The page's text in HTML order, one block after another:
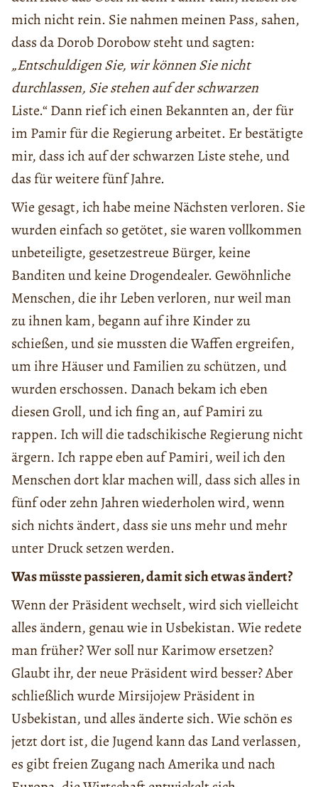
mich nicht rein. Sie nahmen meinen Pass, sahen,
dass da Dorob Dorobow steht und sagten:
„Entschuldigen Sie, wir können Sie nicht
durchlassen, Sie stehen auf der schwarzen
Liste.“ Dann rief ich einen Bekannten an, der für
im Pamir für die Regierung arbeitet. Er bestätigte
mir, dass ich auf der schwarzen Liste stehe, und
das für weitere fünf Jahre.
Wie gesagt, ich habe meine Nächsten verloren. Sie
wurden einfach so getötet, sie waren vollkommen
unbeteiligte, gesetzestreue Bürger, keine
Banditen und keine Drogendealer. Gewöhnliche
Menschen, die ihr Leben verloren, nur weil man
zu ihnen kam, begann auf ihre Kinder zu
schießen, und sie mussten die Waffen ergreifen,
um ihre Häuser und Familien zu schützen, und
wurden erschossen. Danach bekam ich eben
diesen Groll, und ich fing an, auf Pamiri zu
rappen. Ich will die tadschikische Regierung nicht
ärgern. Ich rappe eben auf Pamiri, weil ich den
Menschen dort klar machen will, dass sich alles in
fünf oder zehn Jahren wiederholen wird, wenn
sich nichts ändert, dass sie uns mehr und mehr
unter Druck setzen werden.
Was müsste passieren, damit sich etwas ändert?
Wenn der Präsident wechselt, wird sich vielleicht
alles ändern, genau wie in Usbekistan. Wie redete
man früher? Wer soll nur Karimow ersetzen?
Glaubt ihr, der neue Präsident wird besser? Aber
schließlich wurde Mirsijojew Präsident in
Usbekistan, und alles änderte sich. Wie schön es
jetzt dort ist, die Jugend kann das Land verlassen,
es gibt freien Zugang nach Amerika und nach